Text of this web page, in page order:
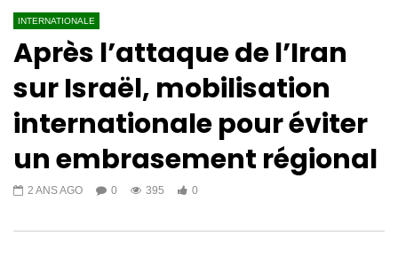
INTERNATIONALE
Après l’attaque de l’Iran
sur Israël, mobilisation
internationale pour éviter
un embrasement régional
2 ANS AGO 0 395 0